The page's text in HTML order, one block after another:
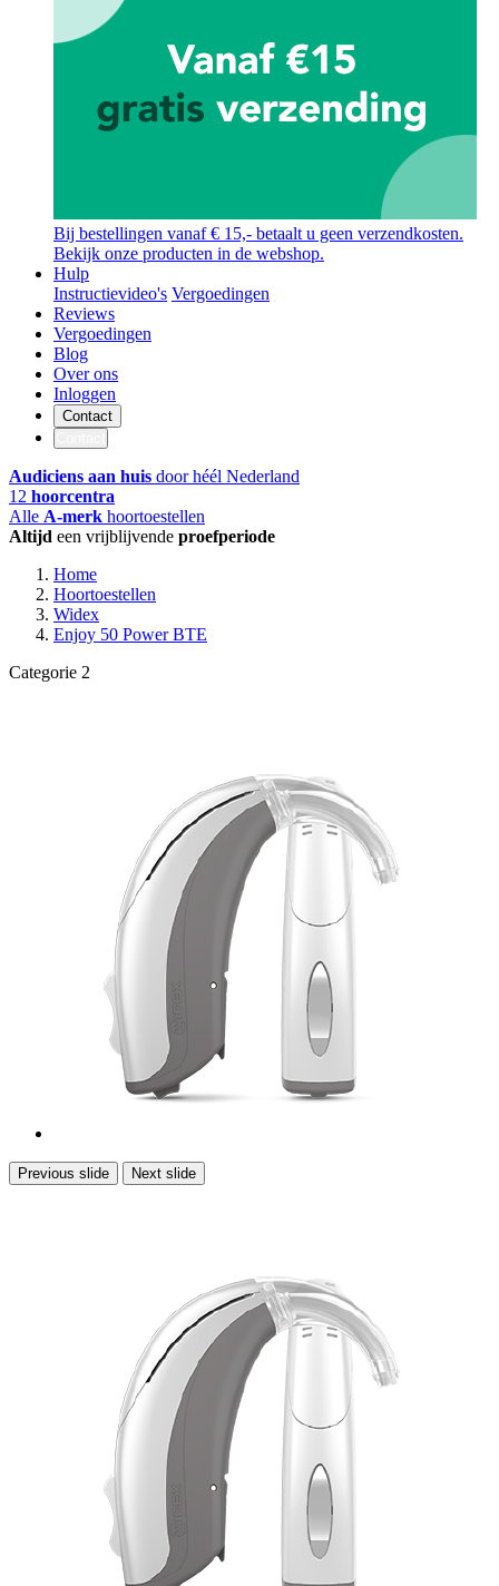
Bij bestellingen vanaf € 15,- betaalt u geen verzendkosten.
Bekijk onze producten in de webshop.
Hulp
Instructievideo's Vergoedingen
Reviews
Vergoedingen
Blog
Over ons
Inloggen
Contact
Audiciens aan huis door héél Nederland
12 hoorcentra
Alle A-merk hoortoestellen
Altijd een vrijblijvende proefperiode
Home
Hoortoestellen
Widex
Enjoy 50 Power BTE
Categorie 2
Previous slide Next slide